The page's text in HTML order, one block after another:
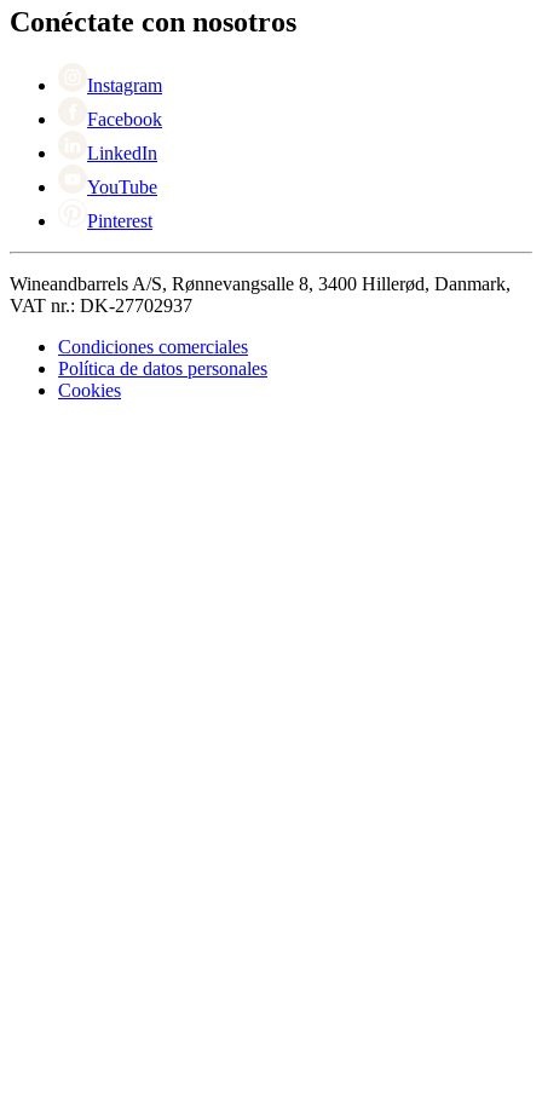
Black Friday
Singles Day
Conéctate con nosotros
Instagram
Facebook
LinkedIn
YouTube
Pinterest
Wineandbarrels A/S, Rønnevangsalle 8, 3400 Hillerød, Danmark,
VAT nr.: DK-27702937
Condiciones comerciales
Política de datos personales
Cookies